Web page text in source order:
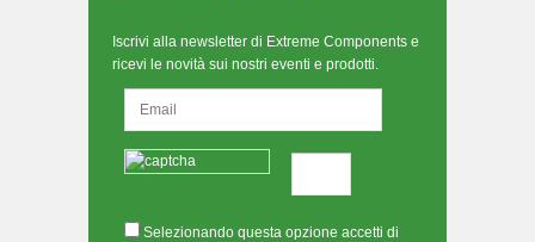
Iscrivi alla newsletter di Extreme Components e
ricevi le novità sui nostri eventi e prodotti.
Selezionando questa opzione accetti di